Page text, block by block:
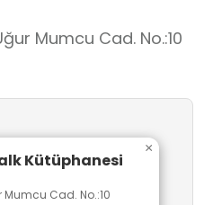
Mumcu Cad. No.:10
Kütüphanesi
Mumcu Cad. No.:10
×